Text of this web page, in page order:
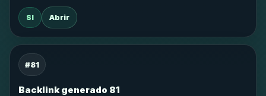
SI Abrir
#81
Backlink generado 81